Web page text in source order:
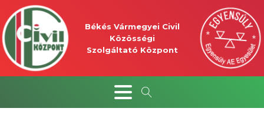
Békés Vármegyei Civil
Közösségi
Szolgáltató Központ